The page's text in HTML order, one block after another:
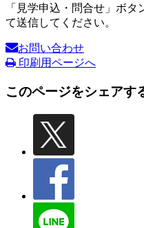
「見学申込・問合せ」ボ
て送信してください。
お問い合わせ
印刷用ページへ
このページをシェアす